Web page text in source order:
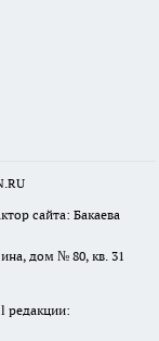
сайта: Бакаева
дом № 80, кв. 31
редакции: